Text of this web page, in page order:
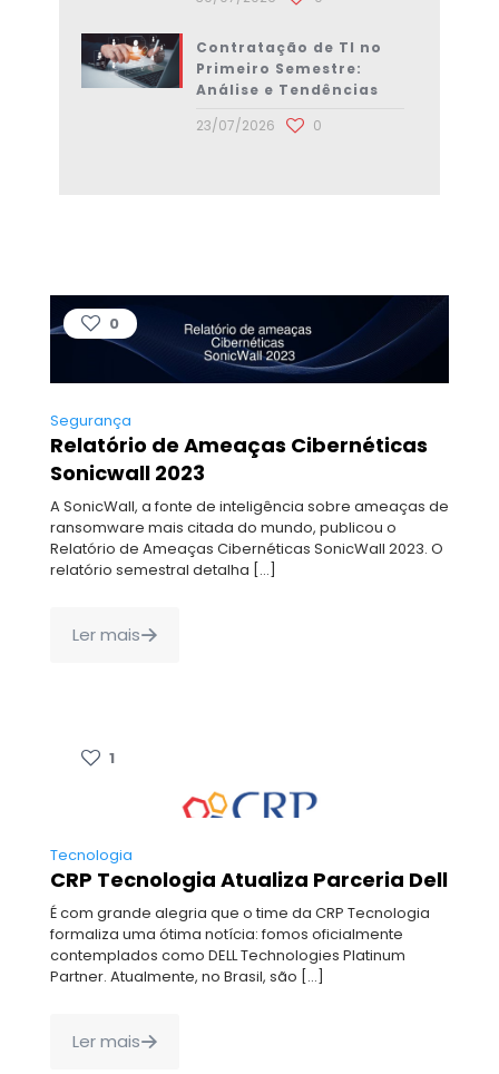
Contratação de TI no
Primeiro Semestre:
Análise e Tendências
23/07/2026
0
0
Segurança
Relatório de Ameaças Cibernéticas
Sonicwall 2023
A SonicWall, a fonte de inteligência sobre ameaças de
ransomware mais citada do mundo, publicou o
Relatório de Ameaças Cibernéticas SonicWall 2023. O
relatório semestral detalha […]
Ler mais
1
Tecnologia
CRP Tecnologia Atualiza Parceria Dell
É com grande alegria que o time da CRP Tecnologia
formaliza uma ótima notícia: fomos oficialmente
contemplados como DELL Technologies Platinum
Partner. Atualmente, no Brasil, são […]
Ler mais